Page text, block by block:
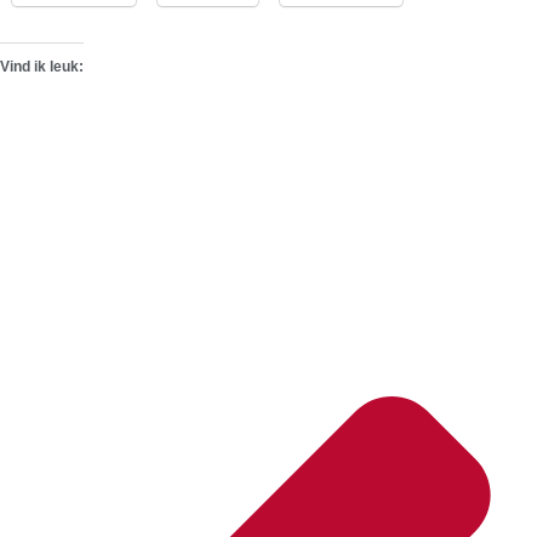
Vind ik leuk: